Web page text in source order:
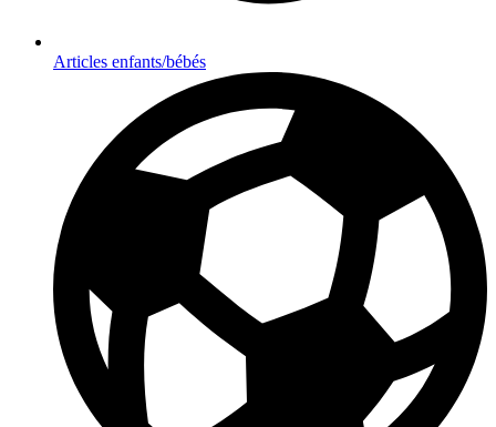
Articles enfants/bébés